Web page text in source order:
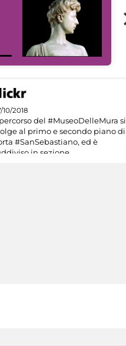
10/2018
del #MuseoDelleMura si
al primo e secondo piano di
#SanSebastiano, ed è
in sezione